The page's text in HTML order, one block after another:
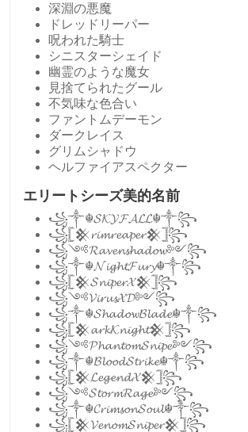
深淵の悪魔
ドレッドリーパー
呪われた騎士
シニスターシェイド
幽霊のような魔女
見捨てられたグール
不気味な色合い
ファントムデーモン
ダークレイス
グリムシャドウ
ヘルファイアスペクター
エリートシーズ美的名前
꧁༒☬𝓢𝓚𝓨𝓕𝓐𝓛𝓛☬༒꧂
꧁𓊈𒆜𝓻𝓲𝓶𝓻𝓮𝓪𝓹𝓮𝓻𒆜𓊉꧂
꧁༺𝓡𝓪𝓿𝓮𝓷𝓼𝓱𝓪𝓭𝓸𝔀༻꧂
꧁༒☬𝓝𝓲𝓰𝓱𝓽𝓕𝓾𝓻𝔂☬༒꧂
꧁𓊈𒆜𝓢𝓷𝓲𝓹𝓮𝓻𝓧𒆜𓊉꧂
꧁༺𝓥𝓲𝓻𝓾𝓼𝓧𝓓༻꧂
꧁༒☬𝓢𝓱𝓪𝓭𝓸𝔀𝓑𝓵𝓪𝓭𝓮☬༒꧂
꧁𓊈𒆜𝓪𝓻𝓴𝓚𝓷𝓲𝓰𝓱𝓽𒆜𓊉꧂
꧁༺𝓟𝓱𝓪𝓷𝓽𝓸𝓶𝓢𝓷𝓲𝓹𝓮༻꧂
꧁༒☬𝓑𝓵𝓸𝓸𝓭𝓢𝓽𝓻𝓲𝓴𝓮☬༒꧂
꧁𓊈𒆜𝓛𝓮𝓰𝓮𝓷𝓭𝓧𒆜𓊉꧂
꧁༺𝓢𝓽𝓸𝓻𝓶𝓡𝓪𝓰𝓮༻꧂
꧁༒☬𝓒𝓻𝓲𝓶𝓼𝓸𝓷𝓢𝓸𝓾𝓵☬༒꧂
꧁𓊈𒆜𝓥𝓮𝓷𝓸𝓶𝓢𝓷𝓲𝓹𝓮𝓻𒆜𓊉꧂